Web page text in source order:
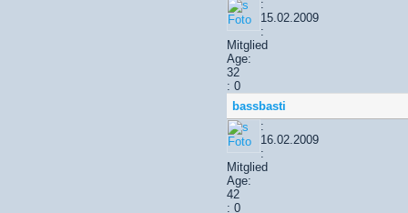
:
15.02.2009
:
Mitglied
Age:
32
: 0
bassbasti
:
16.02.2009
:
Mitglied
Age:
42
: 0